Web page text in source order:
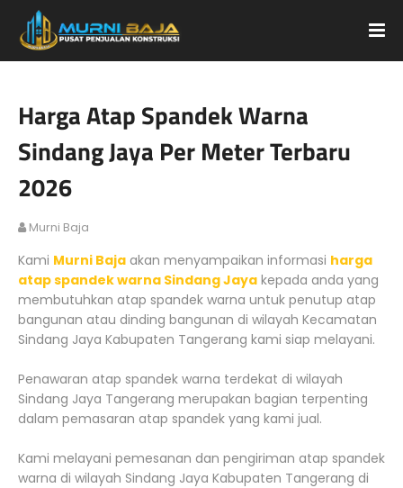
Harga Atap Spandek Warna
Sindang Jaya Per Meter Terbaru
2026
Murni Baja
Kami Murni Baja akan menyampaikan informasi harga
atap spandek warna Sindang Jaya kepada anda yang
membutuhkan atap spandek warna untuk penutup atap
bangunan atau dinding bangunan di wilayah Kecamatan
Sindang Jaya Kabupaten Tangerang kami siap melayani.
Penawaran atap spandek warna terdekat di wilayah
Sindang Jaya Tangerang merupakan bagian terpenting
dalam pemasaran atap spandek yang kami jual.
Kami melayani pemesanan dan pengiriman atap spandek
warna di wilayah Sindang Jaya Kabupaten Tangerang di